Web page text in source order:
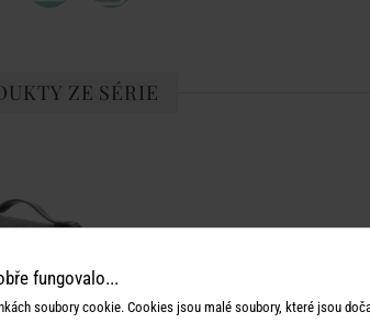
ZE SÉRIE
fungovalo...
soubory cookie. Cookies jsou malé soubory, které jsou